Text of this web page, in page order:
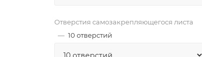
Отверстия самозакрепляющегося листа
— 10 отверстий